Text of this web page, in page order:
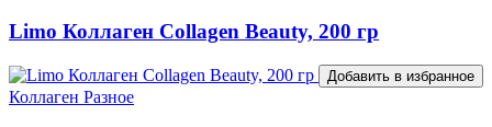
Limo Коллаген Collagen Beauty, 200 гр
Добавить в избранное
Коллаген Разное